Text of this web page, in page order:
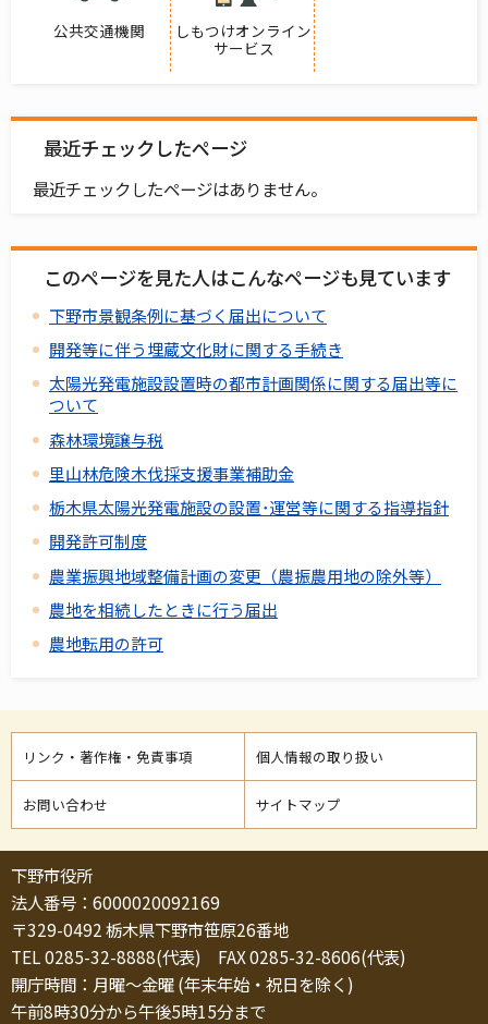
公共交通機関
しもつけオンライン
サービス
最近チェックしたページ
最近チェックしたページはありません。
このページを見た人はこんなページも見ています
下野市景観条例に基づく届出について
開発等に伴う埋蔵文化財に関する手続き
太陽光発電施設設置時の都市計画関係に関する届出等に
ついて
森林環境譲与税
里山林危険木伐採支援事業補助金
栃木県太陽光発電施設の設置･運営等に関する指導指針
開発許可制度
農業振興地域整備計画の変更（農振農用地の除外等）
農地を相続したときに行う届出
農地転用の許可
リンク・著作権・免責事項 個人情報の取り扱い
お問い合わせ サイトマップ
下野市役所
法人番号：6000020092169
〒329-0492 栃木県下野市笹原26番地
TEL 0285-32-8888(代表) FAX 0285-32-8606(代表)
開庁時間：月曜～金曜 (年末年始・祝日を除く)
午前8時30分から午後5時15分まで